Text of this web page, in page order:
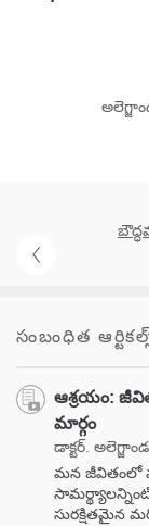
సంబంధిత
ఆశ్రయం:
మార్గం
డాక్టర్.
మన జీవితంలో
సురక్షితమైన